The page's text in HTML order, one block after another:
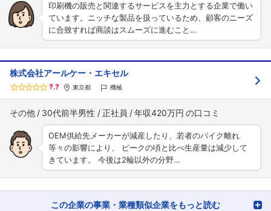
印刷機の販売と関連するサービスを主力とする企業で働い
ています。ニッチな製品を扱っているため、顧客のニーズ
に合致すれば商談はスムーズに進むこと…
株式会社アールケー・エキセル
?.? 東京都 機械
その他 30代前半男性 正社員 年収420万円
OEM供給先メーカーが減産したり、若者のバイク離れ
等々の影響により、 ピークの頃と比べ生産量は減少して
きています。 今後は2輪以外の分野…
この企業の事業・業種類似企業をもっと読む